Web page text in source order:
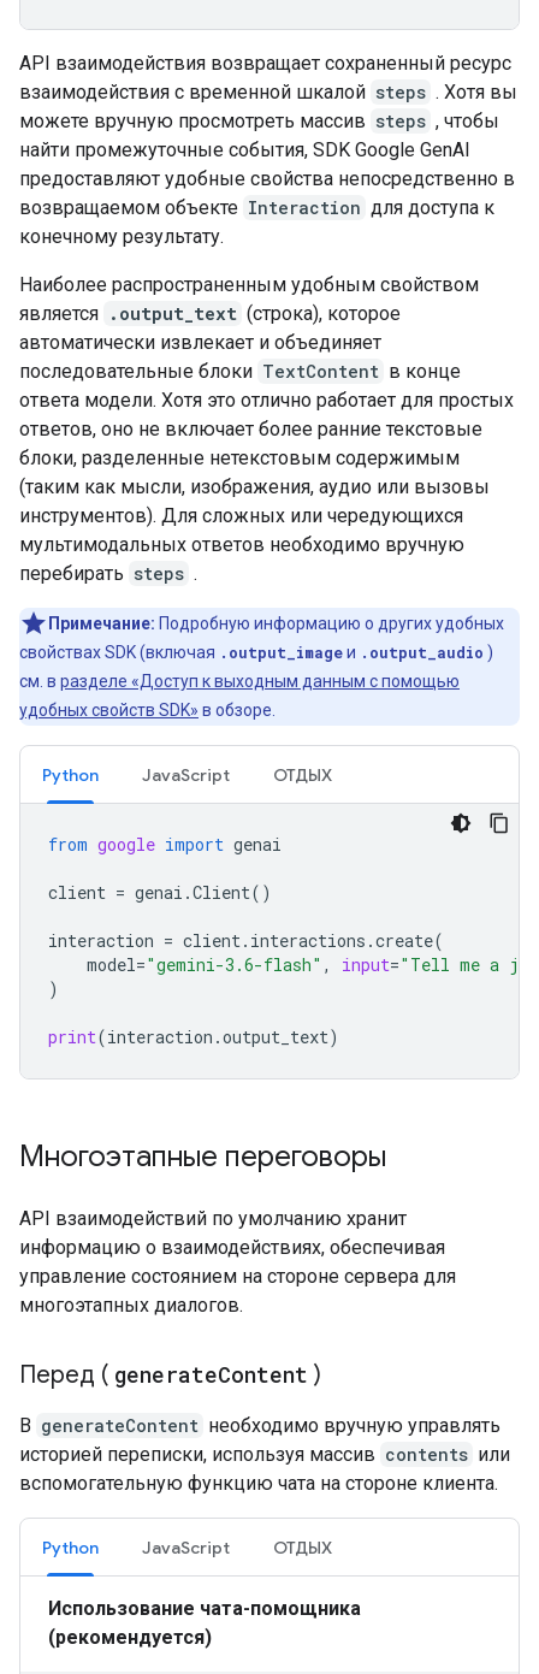
API взаимодействия возвращает сохраненный ресурс
взаимодействия с временной шкалой steps . Хотя вы
можете вручную просмотреть массив steps , чтобы
найти промежуточные события, SDK Google GenAI
предоставляют удобные свойства непосредственно в
возвращаемом объекте Interaction для доступа к
конечному результату.
Наиболее распространенным удобным свойством
является .output_text (строка), которое
автоматически извлекает и объединяет
последовательные блоки TextContent в конце
ответа модели. Хотя это отлично работает для простых
ответов, оно не включает более ранние текстовые
блоки, разделенные нетекстовым содержимым
(таким как мысли, изображения, аудио или вызовы
инструментов). Для сложных или чередующихся
мультимодальных ответов необходимо вручную
перебирать steps .
Примечание: Подробную информацию о других удобных
свойствах SDK (включая .output_imageи .output_audio )
см. в разделе «Доступ к выходным данным с помощью
удобных свойств SDK» в обзоре.
Python JavaScript ОТДЫХ
from google import genai
client = genai .Client()
interaction = client. interactions .create(
model="gemini-3.6-flash" , input="Tell me a
)
print(interaction .output_text)
Многоэтапные переговоры
API взаимодействий по умолчанию хранит
информацию о взаимодействиях, обеспечивая
управление состоянием на стороне сервера для
многоэтапных диалогов.
Перед ( generateContent )
В generateContent необходимо вручную управлять
историей переписки, используя массив contents или
вспомогательную функцию чата на стороне клиента.
Python JavaScript ОТДЫХ
Использование чата-помощника
(рекомендуется)